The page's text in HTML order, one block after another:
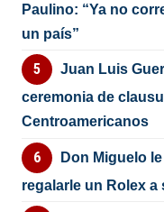
Paulino: “Ya no
un país”
Juan Luis
ceremonia de
Centroamericanos
Don Miguelo
regalarle un Rolex a